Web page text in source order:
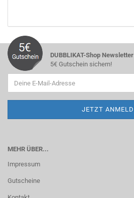
DUBBLIKAT-Shop Newsletter
5€ Gutschein sichern!
MEHR ÜBER...
Impressum
Gutscheine